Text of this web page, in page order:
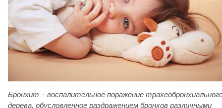
Бронхит – воспалительное поражение
дерева, обусловленное раздражением бронхов различными